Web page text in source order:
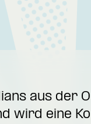
aus der
wird eine